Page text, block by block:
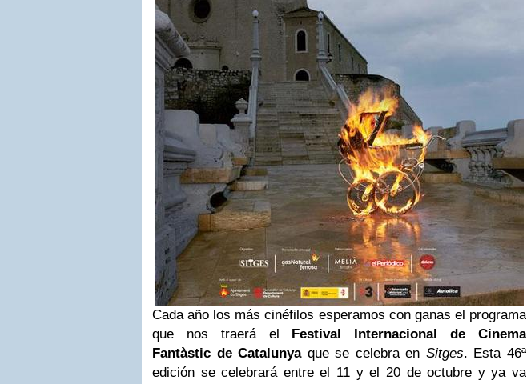
Cada año los más cinéfilos esperamos con ganas el programa
que nos traerá el Festival Internacional de Cinema
Fantàstic de Catalunyaque se celebra en Sitges. Esta 46ª
edición se celebrará entre el 11 y el 20 de octubre y ya va